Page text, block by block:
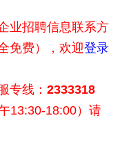
业招聘信息联系方
免费），欢迎登录
专线： 2333318
13:30-18:00）请